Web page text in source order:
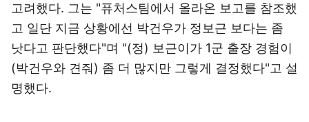
고려했다. 그는 "퓨처스팀에서 올라온 보고를 참조했
고 일단 지금 상황에선 박건우가 정보근 보다는 좀
낫다고 판단했다"며 "(정) 보근이가 1군 출장 경험이
(박건우와 견줘) 좀 더 많지만 그렇게 결정했다"고 설
명했다.